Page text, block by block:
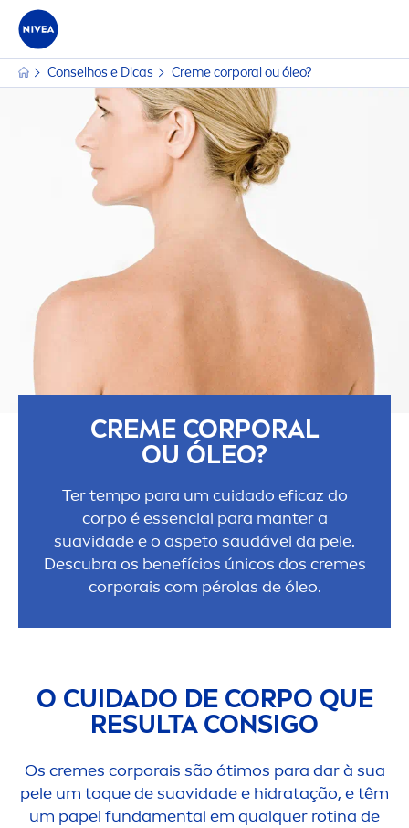
Conselhos e Dicas Cremecorporal ou óleo?
CREMECORPORAL
OU ÓLEO?
Ter tempo para um cuidado eficaz do
corpo é essencial para manter a
suavidade e o aspeto saudável da pele.
Descubra os benefícios únicos dos cremes
corporais com pérolas de óleo.
O CUIDADO DE CORPO QUE
RESULTA CONSIGO
Os cremes corporais são ótimos para dar à sua
pele um toque de suavidade e hidratação, e têm
um papel fundamental em qualquer rotina de